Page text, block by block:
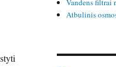
Vandens filtrai
Atbulinis